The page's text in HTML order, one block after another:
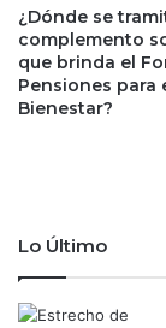
r
s
e
g
u
e
a
l
r
e
z
M
á
c
s
¿Dónde se
complemento
que brinda el
Pensiones para
Bienestar?
Lo Último